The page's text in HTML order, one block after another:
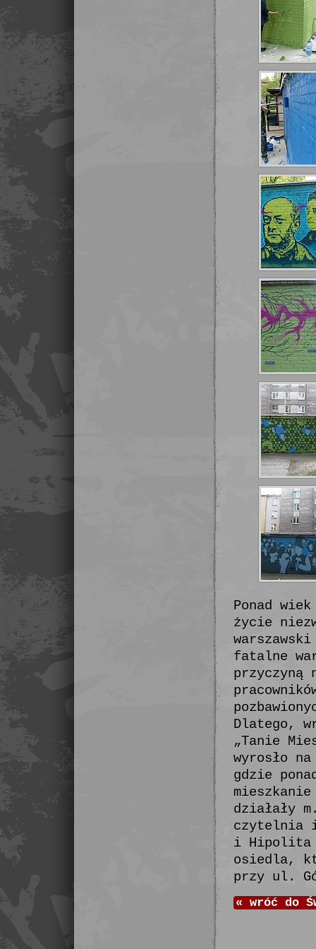
Ponad
życie
fatalne
przyczyną
Dlatego,
„Tanie
wyrosło
gdzie
działały
czytelnia
i Hipolita
osiedla,
przy ul.
« wróć do